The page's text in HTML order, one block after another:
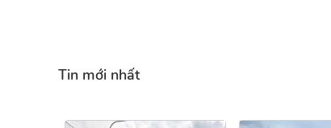
Tin mới nhất